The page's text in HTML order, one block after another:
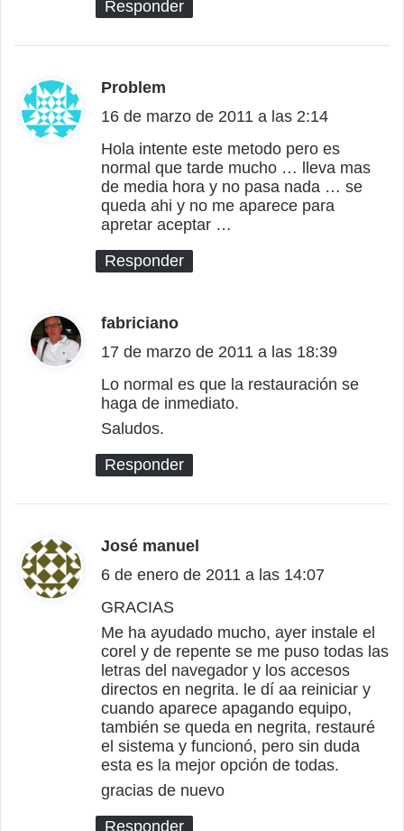
Responder
Problem
i
c
e
:
16 de marzo de 2011 a las 2:14
Hola intente este metodo pero es
normal que tarde mucho … lleva mas
de media hora y no pasa nada … se
queda ahi y no me aparece para
apretar aceptar …
Responder
fabriciano
i
c
e
17 de marzo de 2011 a las 18:39
Lo normal es que la restauración se
haga de inmediato.
Saludos.
Responder
José manuel
i
e
:
6 de enero de 2011 a las 14:07
GRACIAS
Me ha ayudado mucho, ayer instale el
corel y de repente se me puso todas las
letras del navegador y los accesos
directos en negrita. le dí aa reiniciar y
cuando aparece apagando equipo,
también se queda en negrita, restauré
el sistema y funcionó, pero sin duda
esta es la mejor opción de todas.
gracias de nuevo
Responder